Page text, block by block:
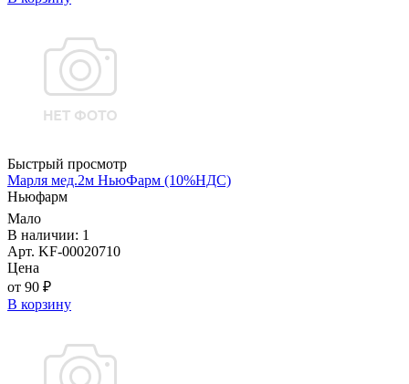
Быстрый просмотр
Марля мед.2м НьюФарм (10%НДС)
Ньюфарм
Мало
В наличии: 1
Арт. KF-00020710
Цена
от 90 ₽
В корзину